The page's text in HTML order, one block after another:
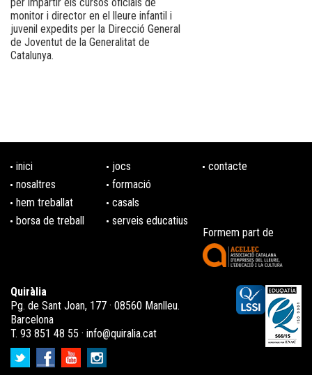
monitor i director en el lleure infantil i
juvenil expedits per la Direcció General
de Joventut de la Generalitat de
Catalunya.
inici
nosaltres
hem treballat
borsa de treball
jocs
formació
casals
serveis educatius
contacte
Formem part de
Quiràlia
Pg. de Sant Joan, 177 · 08560 Manlleu.
Barcelona
T. 93 851 48 55 · info@quiralia.cat